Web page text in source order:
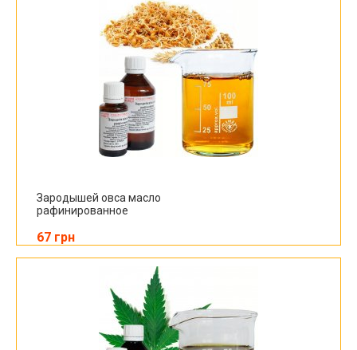
Зародышей овса масло
рафинированное
67 грн